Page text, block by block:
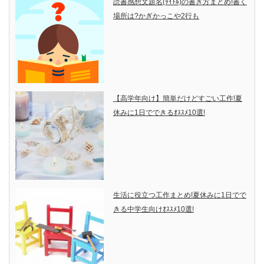
読書感想文題名(ﾀｲﾄﾙ)の書き方まとめ!書く
場所は?かぎかっこや2行も
【高学年向け】簡単だけどすごい工作!夏
休みに1日でできるｵｽｽﾒ10選!
生活に役立つ工作まとめ!夏休みに1日でで
きる中学生向けｵｽｽﾒ10選!